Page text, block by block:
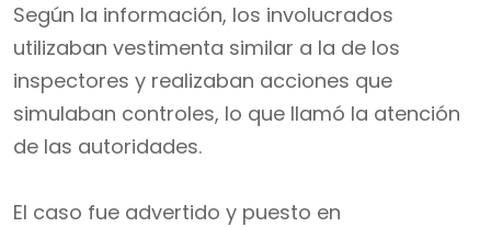
Según la información, los involucrados
utilizaban vestimenta similar a la de los
inspectores y realizaban acciones que
simulaban controles, lo que llamó la atención
de las autoridades.
El caso fue advertido y puesto en